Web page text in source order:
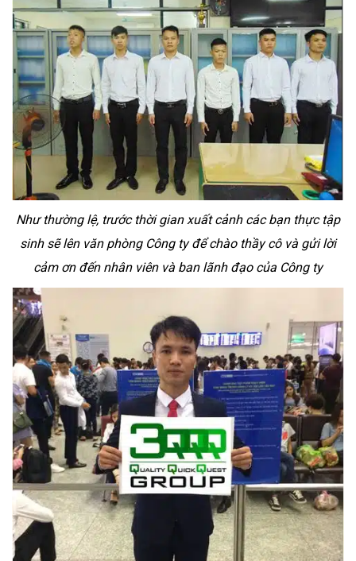
Như thường lệ, trước thời gian xuất cảnh các bạn thực tập
sinh sẽ lên văn phòng Công ty để chào thầy cô và gửi lời
cảm ơn đến nhân viên và ban lãnh đạo của Công ty